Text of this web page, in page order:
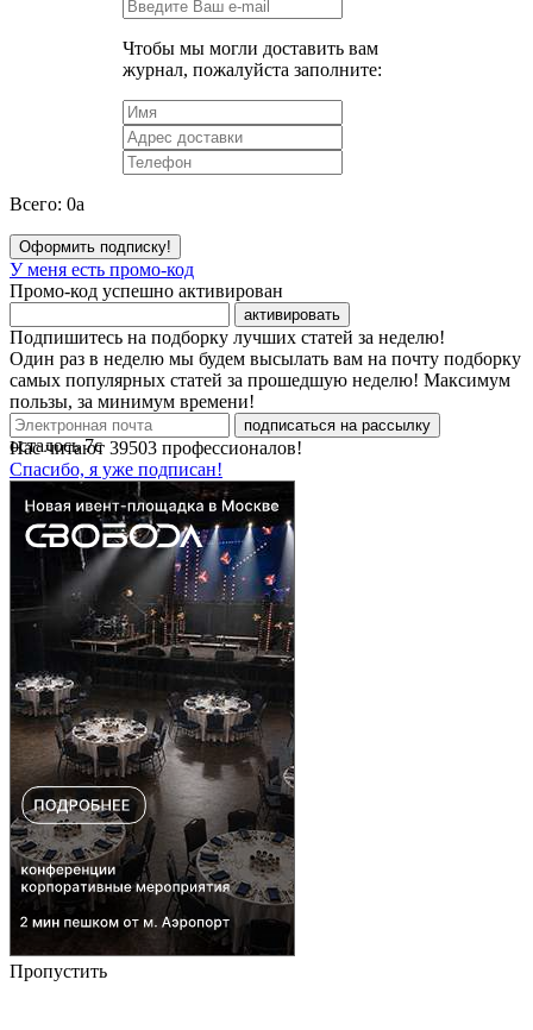
Чтобы мы могли доставить вам
журнал, пожалуйста заполните:
Всего: 0a
Оформить подписку!
У меня есть промо-код
Промо-код успешно активирован
активировать
Подпишитесь на подборку лучших статей за неделю!
Один раз в неделю мы будем высылать вам на почту подборку
самых популярных статей за прошедшую неделю! Максимум
пользы, за минимум времени!
подписаться на рассылку
Нас читают 39503 профессионалов!
Спасибо, я уже подписан!
осталось7с
Пропустить